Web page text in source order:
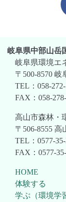
岐阜県中部山岳
岐阜県環境エ
〒500-8570 岐
TEL：058-
FAX：058-
高山市森林・
〒506-8555 高
TEL：0577-
FAX：0577-
HOME
体験する
学ぶ（環境学